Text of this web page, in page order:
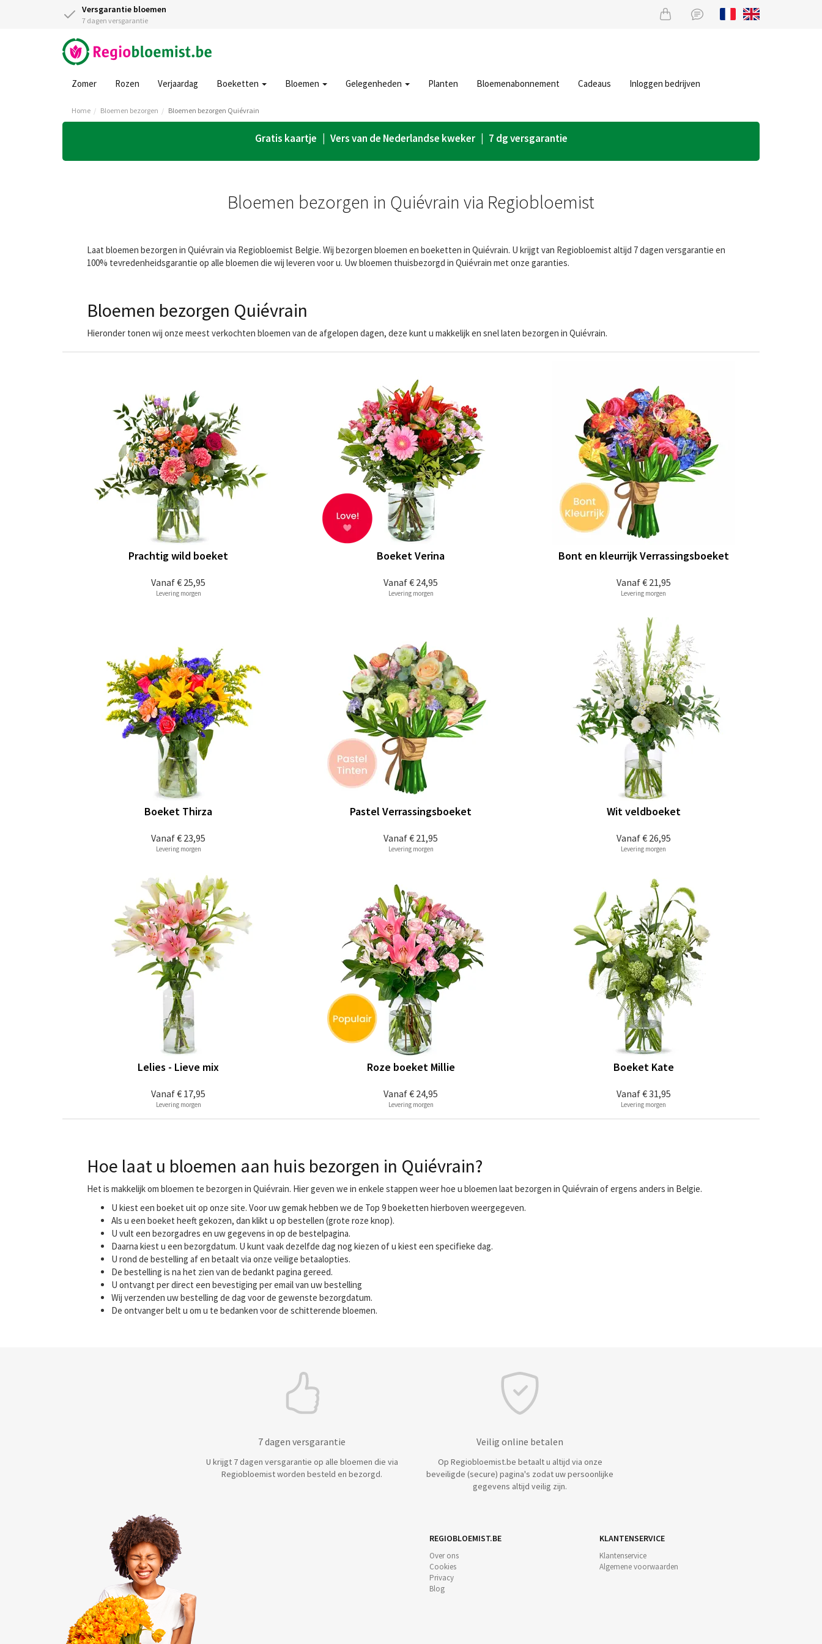
Versgarantie bloemen
7 dagen versgarantie
Zomer Rozen Verjaardag Boeketten Bloemen Gelegenheden Planten Bloemenabonnement Cadeaus Inloggen bedrijven
Home Bloemen bezorgen Bloemen bezorgen Quiévrain
Gratis kaartje | Vers van de Nederlandse kweker | 7 dg versgarantie
Bloemen bezorgen in Quiévrain via Regiobloemist
Laat bloemen bezorgen in Quiévrain via Regiobloemist Belgie. Wij bezorgen bloemen en boeketten in Quiévrain. U krijgt van Regiobloemist altijd 7 dagen versgarantie en
100% tevredenheidsgarantie op alle bloemen die wij leveren voor u. Uw bloemen thuisbezorgd in Quiévrain met onze garanties.
Bloemen bezorgen Quiévrain
Hieronder tonen wij onze meest verkochten bloemen van de afgelopen dagen, deze kunt u makkelijk en snel laten bezorgen in Quiévrain.
Vanaf€ 25,95
Prachtig wild boeket
Levering morgen
Vanaf€ 24,95
Boeket Verina
Levering morgen
Vanaf€ 21,95
Bont en kleurrijk Verrassingsboeket
Levering morgen
Vanaf€ 23,95
Boeket Thirza
Levering morgen
Vanaf€ 21,95
Pastel Verrassingsboeket
Levering morgen
Vanaf€ 26,95
Wit veldboeket
Levering morgen
Vanaf€ 17,95
Lelies - Lieve mix
Levering morgen
Vanaf€ 24,95
Roze boeket Millie
Levering morgen
Vanaf€ 31,95
Boeket Kate
Levering morgen
Hoe laat u bloemen aan huis bezorgen in Quiévrain?
Het is makkelijk om bloemen te bezorgen in Quiévrain. Hier geven we in enkele stappen weer hoe u bloemen laat bezorgen in Quiévrain of ergens anders in Belgie.
U kiest een boeket uit op onze site. Voor uw gemak hebben we de Top 9 boeketten hierboven weergegeven.
Als u een boeket heeft gekozen, dan klikt u op bestellen (grote roze knop).
U vult een bezorgadres en uw gegevens in op de bestelpagina.
Daarna kiest u een bezorgdatum. U kunt vaak dezelfde dag nog kiezen of u kiest een specifieke dag.
U rond de bestelling af en betaalt via onze veilige betaalopties.
De bestelling is na het zien van de bedankt pagina gereed.
U ontvangt per direct een bevestiging per email van uw bestelling
Wij verzenden uw bestelling de dag voor de gewenste bezorgdatum.
De ontvanger belt u om u te bedanken voor de schitterende bloemen.
7 dagen versgarantie
U krijgt 7 dagen versgarantie op alle bloemen die via
Regiobloemist worden besteld en bezorgd.
Veilig online betalen
Op Regiobloemist.be betaalt u altijd via onze
beveiligde (secure) pagina's zodat uw persoonlijke
gegevens altijd veilig zijn.
REGIOBLOEMIST.BE
Over ons
Cookies
Privacy
Blog
KLANTENSERVICE
Klantenservice
Algemene voorwaarden